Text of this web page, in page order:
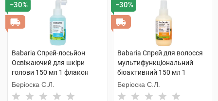
−30%
Babaria Спрей-лосьйон
Освіжаючий для шкіри
голови 150 мл 1 флакон
Беріоска С.Л.
−30%
Babaria Спрей для волосся
мультифункціональний
біоактивний 150 мл 1
флакон
Беріоска С.Л.